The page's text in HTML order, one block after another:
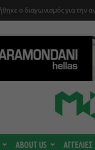
του αιολικού πάρκου
ABOUT US ΑΓΓΕΛΙΕΣ